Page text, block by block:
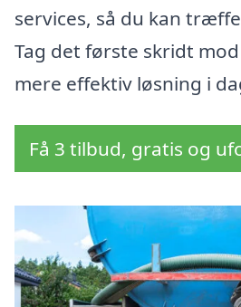
services, så du kan
Tag det første skridt
mere effektiv løsning i
Få 3 tilbud, gratis og